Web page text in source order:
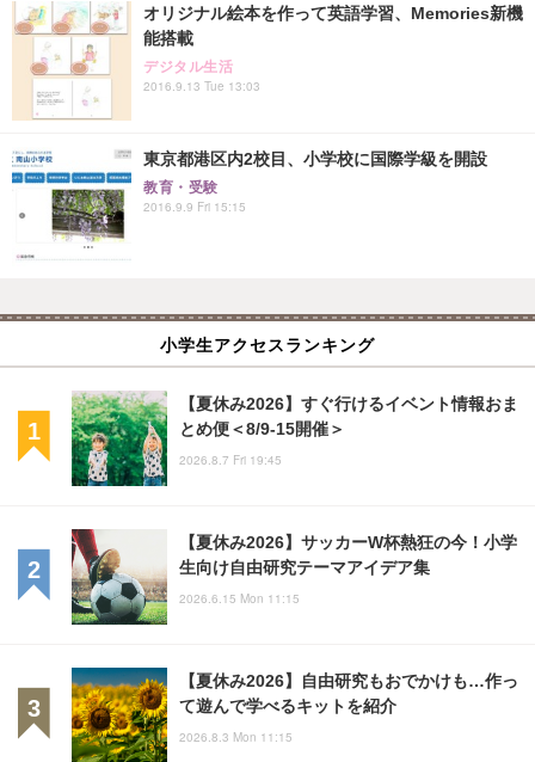
オリジナル絵本を作って英語学習、Memories新機
能搭載
デジタル生活
2016.9.13 Tue 13:03
東京都港区内2校目、小学校に国際学級を開設
教育・受験
2016.9.9 Fri 15:15
小学生アクセスランキング
【夏休み2026】すぐ行けるイベント情報おま
とめ便＜8/9-15開催＞
2026.8.7 Fri 19:45
【夏休み2026】サッカーW杯熱狂の今！小学
生向け自由研究テーマアイデア集
2026.6.15 Mon 11:15
【夏休み2026】自由研究もおでかけも…作っ
て遊んで学べるキットを紹介
2026.8.3 Mon 11:15